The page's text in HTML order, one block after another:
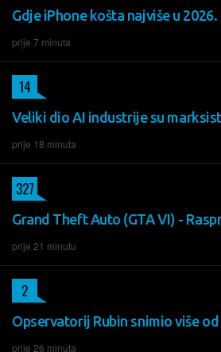
Gdje iPhone košta najviše u
prije 7 minuta
Veliki dio AI industrije su
prije 18 minuta
14
Grand Theft Auto (GTA VI) -
prije 21 minutu
327
Opservatorij Rubin snimio više
prije 26 minuta
2